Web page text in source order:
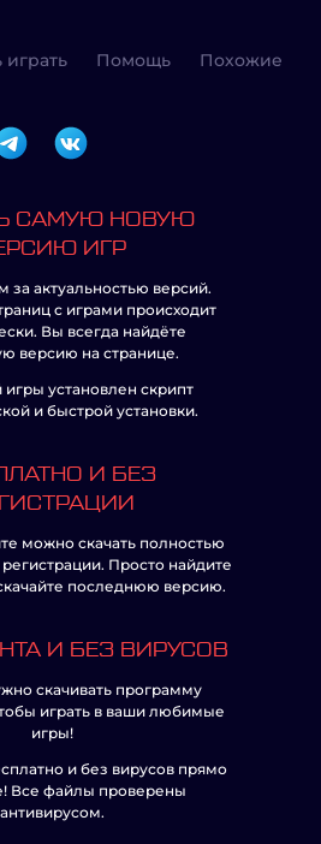
играть Помощь Похожие
САМУЮ НОВУЮ
ИГР
за актуальностью версий.
с играми происходит
Вы всегда найдёте
версию на странице.
установлен скрипт
и быстрой установки.
И БЕЗ
можно скачать полностью
Просто найдите
последнюю версию.
И БЕЗ ВИРУСОВ
скачивать программу
играть в ваши любимые
игры!
и без вирусов прямо
Все файлы проверены
антивирусом.